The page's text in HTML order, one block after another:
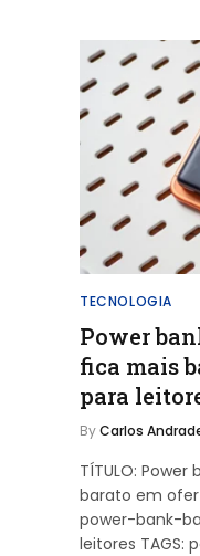
TECNOLOGIA
Power
fica mais
para
ByCarlos
TÍTULO:
barato em
power-bank-
leitores TAGS: